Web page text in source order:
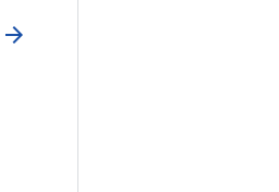
arrow_forward